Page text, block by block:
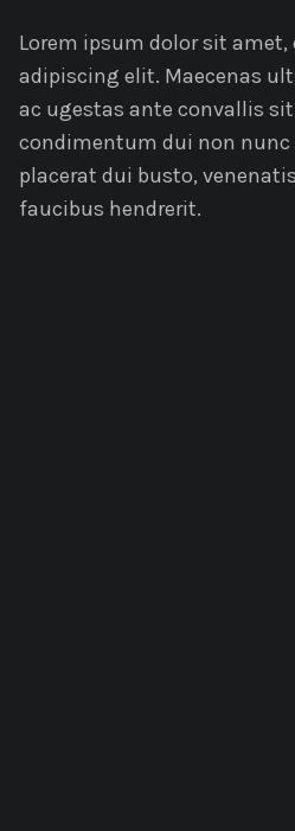
Lorem ipsum dolor sit
adipiscing elit. Maecenas
ac ugestas ante convallis
condimentum dui non nunc
placerat dui busto,
faucibus hendrerit.